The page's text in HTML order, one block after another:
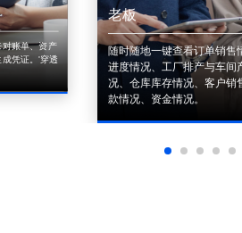
账单、资产
凭证。'穿透
老板
随时随地一键查看订单销售
进度情况、工厂排产与车间
况、仓库库存情况、客户销
款情况、资金情况。